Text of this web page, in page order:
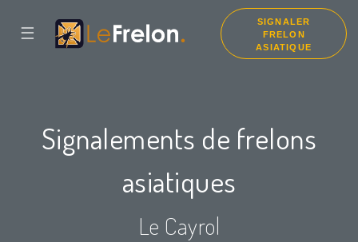
☰
SIGNALER
FRELON
ASIATIQUE
Signalements de frelons
asiatiques
Le Cayrol